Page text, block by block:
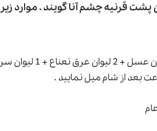
قرنیه چشم آنا گویند . موارد
(2 لیوان عسل
بعد از شام میل نمایید .